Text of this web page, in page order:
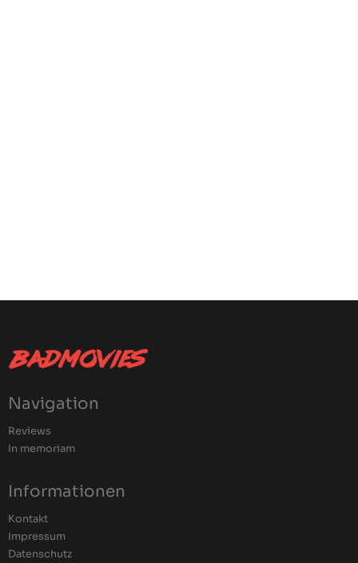
Navigation
Reviews
In memoriam
Informationen
Kontakt
Impressum
Datenschutz